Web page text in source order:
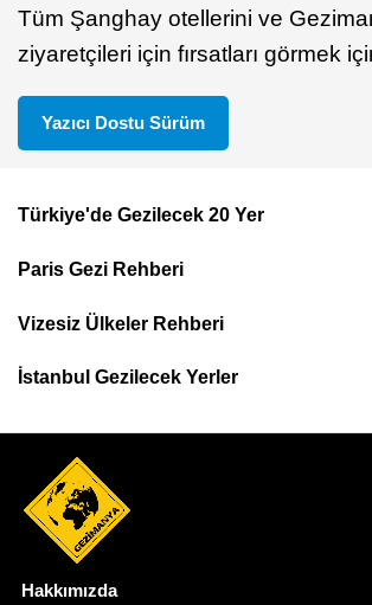
Tüm Şanghay otellerini ve
ziyaretçileri için fırsatları görmek
Yazıcı Dostu Sürüm
Top
Menu
Türkiye'de Gezilecek 20 Yer
Paris Gezi Rehberi
Vizesiz Ülkeler Rehberi
İstanbul Gezilecek Yerler
Hakkımızda